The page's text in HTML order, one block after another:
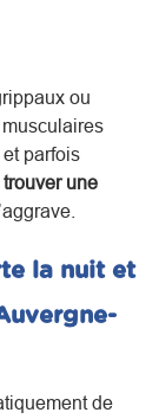
ou
parfois
trouver une
la nuit et
de